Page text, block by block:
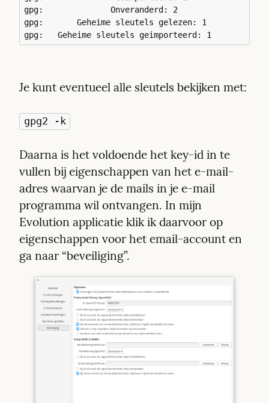
gpg:              Onveranderd: 2
gpg:       Geheime sleutels gelezen: 1
Je kunt eventueel alle sleutels bekijken met:
gpg2 -k
Daarna is het voldoende het key-id in te
vullen bij eigenschappen van het e-mail-
adres waarvan je de mails in je e-mail
programma wil ontvangen. In mijn
Evolution applicatie klik ik daarvoor op
eigenschappen voor het email-account en
ga naar “beveiliging”.